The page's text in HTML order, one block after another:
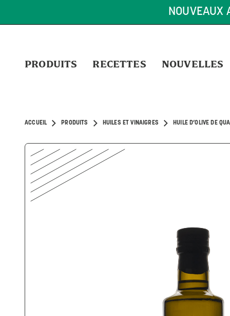
LIVRAISON GRATUITE SUR TOUTE
PRODUITS RECETTES NOUVELLES
ACCUEIL PRODUITS HUILES ET VINAIGRES HUILE D’OLIVE DE